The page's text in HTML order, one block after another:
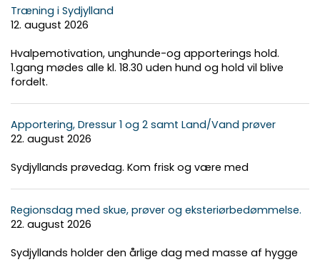
Træning i Sydjylland
12. august 2026
Hvalpemotivation, unghunde-og apporterings hold.
1.gang mødes alle kl. 18.30 uden hund og hold vil blive
fordelt.
Apportering, Dressur 1 og 2 samt Land/Vand prøver
22. august 2026
Sydjyllands prøvedag. Kom frisk og være med
Regionsdag med skue, prøver og eksteriørbedømmelse.
22. august 2026
Sydjyllands holder den årlige dag med masse af hygge